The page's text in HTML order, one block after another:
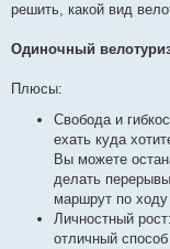
н
решить, какой вид
Одиночный
Плюсы:
Свобода и
ехать куда
Вы можете
делать
маршрут по
Личностный
отличный